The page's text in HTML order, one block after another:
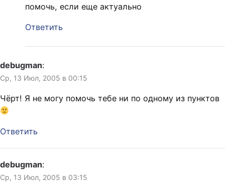
помочь, если еще актуально
Ответить
debugman:
Ср, 13 Июл, 2005 в 00:15
Чёрт! Я не могу помочь тебе ни по одному из пунктов
Ответить
debugman:
Ср, 13 Июл, 2005 в 03:15